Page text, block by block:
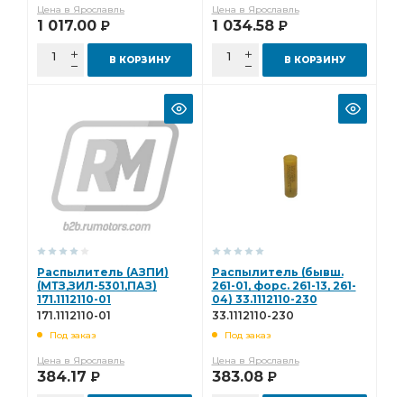
Цена в Ярославль
1 017.00 Р
В КОРЗИНУ
Цена в Ярославль
1 034.58 Р
В КОРЗИНУ
Распылитель (АЗПИ)
(МТЗ,ЗИЛ-5301,ПАЗ)
171.1112110-01
171.1112110-01
Под заказ
Цена в Ярославль
384.17 Р
Распылитель (бывш.
261-01, форс. 261-13, 261-
04) 33.1112110-230
33.1112110-230
Под заказ
Цена в Ярославль
383.08 Р